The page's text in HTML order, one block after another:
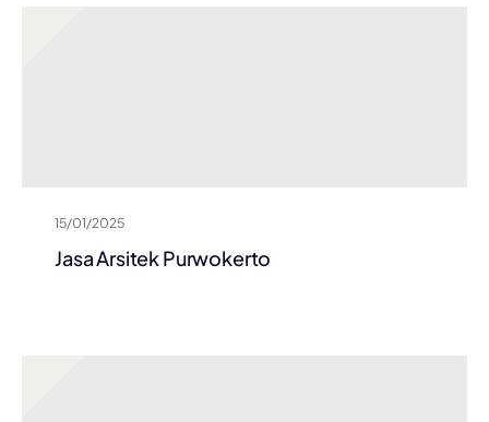
15/01/2025
Jasa Arsitek Purwokerto